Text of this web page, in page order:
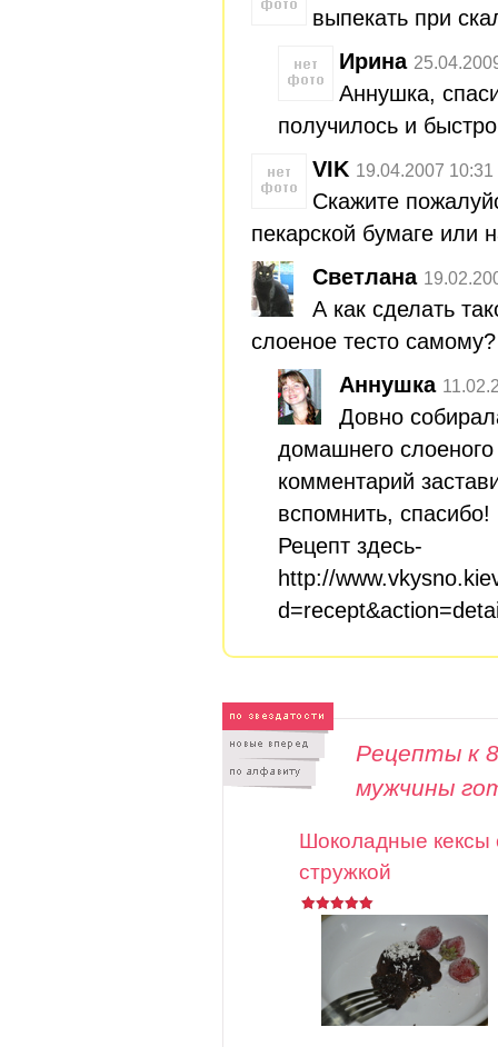
выпекать при
Ирина
Аннушка,
получилось и
VIK 19.04.2007 10:31
Скажите
пекарской бумаге или
Светлана
А как сделать
слоеное тесто самому?
Аннушка
Довно
домашнего
комментарий
вспомнить, спасибо!
Рецепт здесь-
http://
Рецепты к
мужчины
Шоколадные кексы
стружкой